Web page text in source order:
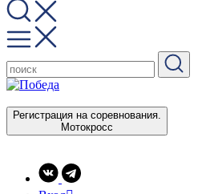
Регистрация на соревнования.
Мотокросс